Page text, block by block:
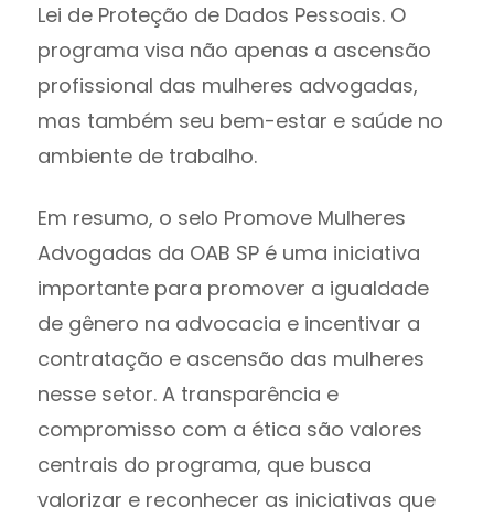
Lei de Proteção de Dados Pessoais. O
programa visa não apenas a ascensão
profissional das mulheres advogadas,
mas também seu bem-estar e saúde no
ambiente de trabalho.
Em resumo, o selo Promove Mulheres
Advogadas da OAB SP é uma iniciativa
importante para promover a igualdade
de gênero na advocacia e incentivar a
contratação e ascensão das mulheres
nesse setor. A transparência e
compromisso com a ética são valores
centrais do programa, que busca
valorizar e reconhecer as iniciativas que